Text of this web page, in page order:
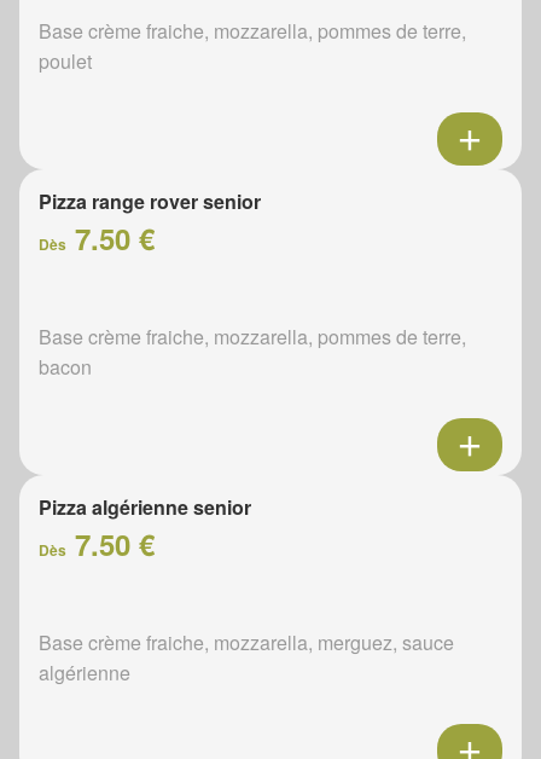
Base crème fraiche, mozzarella, pommes de terre,
poulet
Pizza range rover senior
Dès 7.50 €
Base crème fraiche, mozzarella, pommes de terre,
bacon
Pizza algérienne senior
Dès 7.50 €
Base crème fraiche, mozzarella, merguez, sauce
algérienne